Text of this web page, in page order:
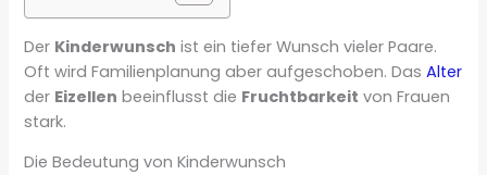
Der Kinderwunsch ist ein tiefer Wunsch vieler Paare.
Oft wird Familienplanung aber aufgeschoben. DasAlter
der Eizellen beeinflusst die Fruchtbarkeit von Frauen
stark.
Die Bedeutung von Kinderwunsch